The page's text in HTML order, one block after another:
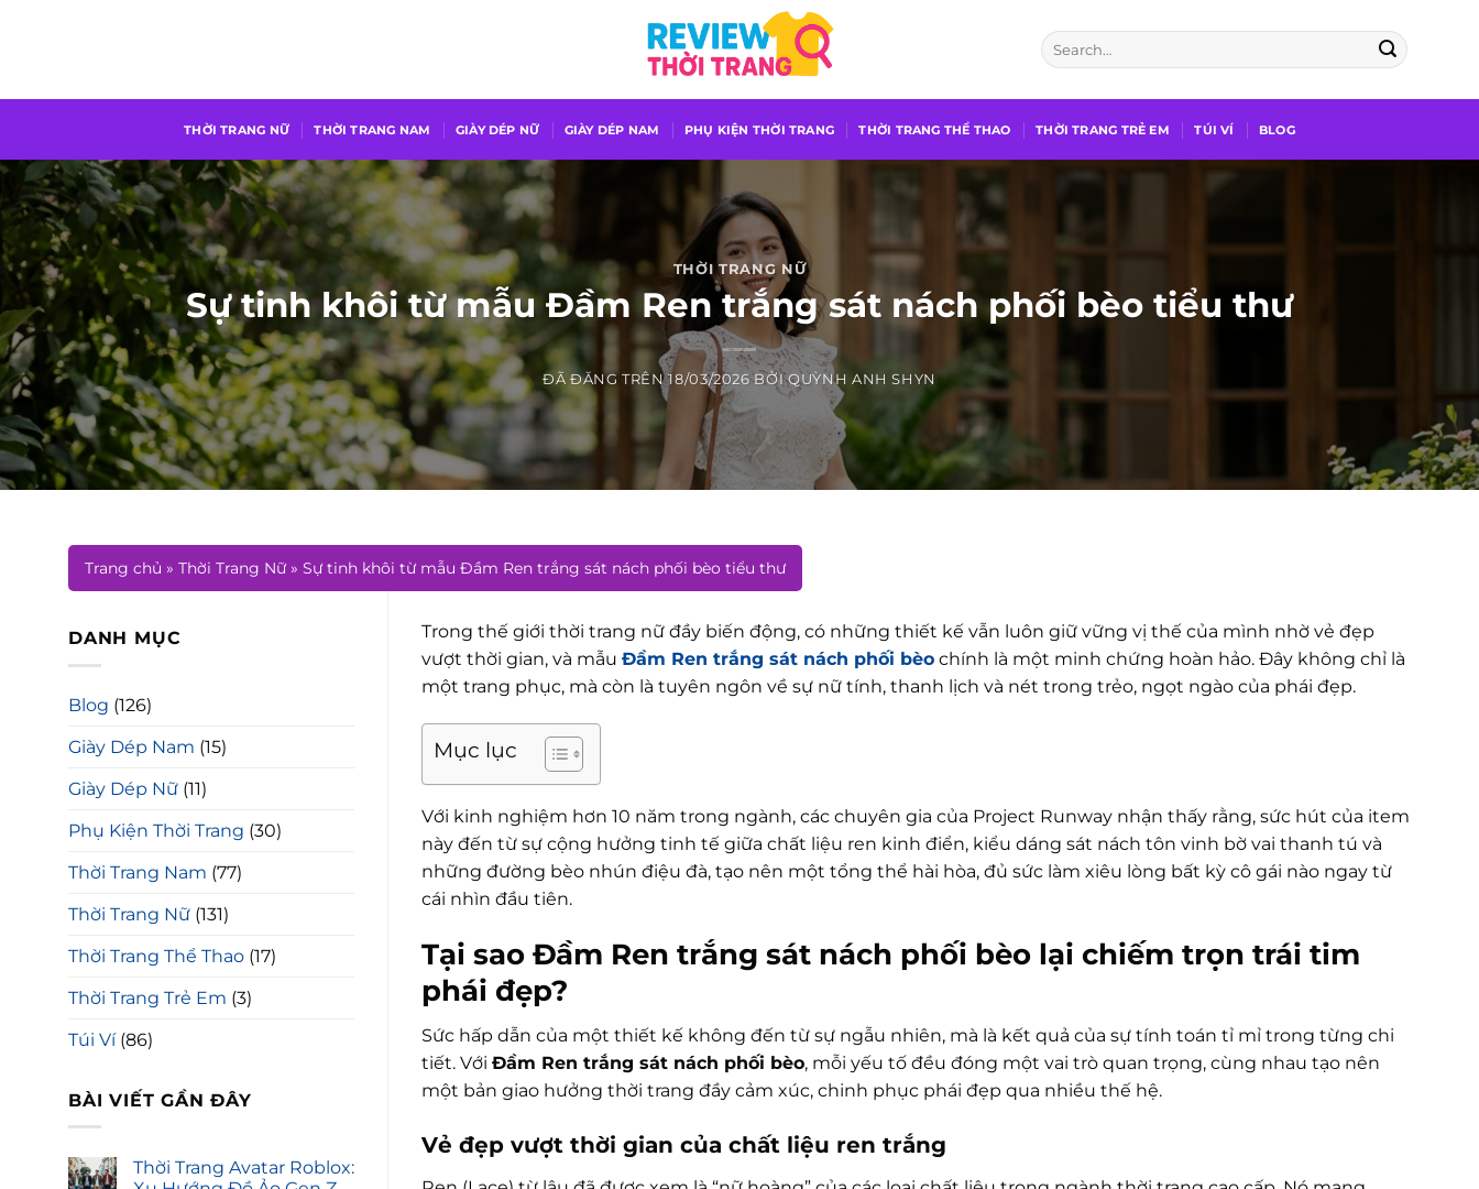
dung
THỜI TRANG NỮ THỜI TRANG NAM GIÀY DÉP NỮ GIÀY DÉP NAM PHỤ KIỆN THỜI TRANG THỜI TRANG THỂ THAO THỜI TRANG TRẺ EM TÚI VÍ BLOG
THỜI TRANG NỮ
Sự tinh khôi từ mẫu Đầm Ren trắng sát nách phối bèo tiểu thư
ĐÃ ĐĂNG TRÊN18/03/2026 BỞIQUỲNH ANH SHYN
Trang chủ » Thời Trang Nữ» Sự tinh khôi từ mẫu Đầm Ren trắng sát nách phối bèo tiểu thư
DANH MỤC
Blog (126)
Giày Dép Nam (15)
Giày Dép Nữ (11)
Phụ Kiện Thời Trang (30)
Thời Trang Nam (77)
Thời Trang Nữ (131)
Thời Trang Thể Thao (17)
Thời Trang Trẻ Em (3)
Túi Ví(86)
BÀI VIẾT GẦN ĐÂY
Thời Trang Avatar Roblox:
Trong thế giới thời trang nữ đầy biến động, có những thiết kế vẫn luôn giữ vững vị thế của mình nhờ vẻ đẹp
vượt thời gian, và mẫu Đầm Ren trắng sát nách phối bèo chính là một minh chứng hoàn hảo. Đây không chỉ là
một trang phục, mà còn là tuyên ngôn về sự nữ tính, thanh lịch và nét trong trẻo, ngọt ngào của phái đẹp.
Mục lục
Với kinh nghiệm hơn 10 năm trong ngành, các chuyên gia của Project Runway nhận thấy rằng, sức hút của item
này đến từ sự cộng hưởng tinh tế giữa chất liệu ren kinh điển, kiểu dáng sát nách tôn vinh bờ vai thanh tú và
những đường bèo nhún điệu đà, tạo nên một tổng thể hài hòa, đủ sức làm xiêu lòng bất kỳ cô gái nào ngay từ
cái nhìn đầu tiên.
Tại sao Đầm Ren trắng sát nách phối bèo lại chiếm trọn trái tim
phái đẹp?
Sức hấp dẫn của một thiết kế không đến từ sự ngẫu nhiên, mà là kết quả của sự tính toán tỉ mỉ trong từng chi
tiết. Với Đầm Ren trắng sát nách phối bèo, mỗi yếu tố đều đóng một vai trò quan trọng, cùng nhau tạo nên
một bản giao hưởng thời trang đầy cảm xúc, chinh phục phái đẹp qua nhiều thế hệ.
Vẻ đẹp vượt thời gian của chất liệu ren trắng